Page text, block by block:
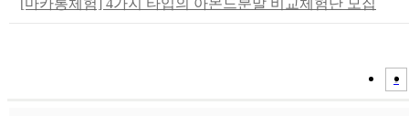
[마카롱체험] 4가지 타입의 아몬드분말 비교체험단 모집
1